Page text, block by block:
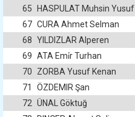
65
HASPULAT Muhsin Yusuf
67 CURA Ahmet Selman
68 YILDIZLAR Alperen
69 ATA Emi̇r Turhan
70
ZORBA Yusuf Kenan
71
ÖZDEMIR Şan
72 ÜNAL Göktuğ